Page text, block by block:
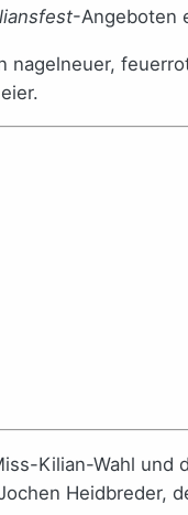
-Angeboten
Kilian-Wahl
Heidbreder,